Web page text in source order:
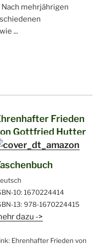
mehrjährigen
...
Frieden
Gottfried Hutter
10: 1670224414
13: 978-1670224415
dazu ->
Ehrenhafter Frieden von